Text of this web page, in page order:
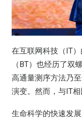
在互联网科技（IT
（BT）也经历了双
高通量测序方法乃
演变。然而，与IT相
生命科学的快速发